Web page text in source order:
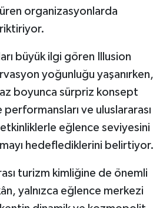
organizasyonlarda
büyük ilgi gören Illusion
yoğunluğu yaşanırken,
boyunca sürpriz konsept
ve uluslararası
etkinliklerle eğlence seviyesini
hedeflediklerini belirtiyor.
turizm kimliğine de önemli
yalnızca eğlence merkezi